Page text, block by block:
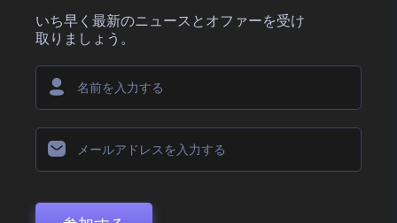
いち早く最新のニュースとオファーを受け
取りましょう。